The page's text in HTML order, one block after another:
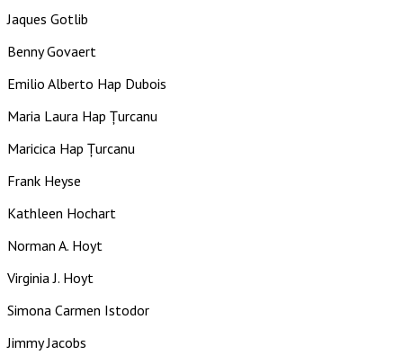
Jaques Gotlib
Benny Govaert
Emilio Alberto Hap Dubois
Maria Laura Hap Ţurcanu
Maricica Hap Ţurcanu
Frank Heyse
Kathleen Hochart
Norman A. Hoyt
Virginia J. Hoyt
Simona Carmen Istodor
Jimmy Jacobs